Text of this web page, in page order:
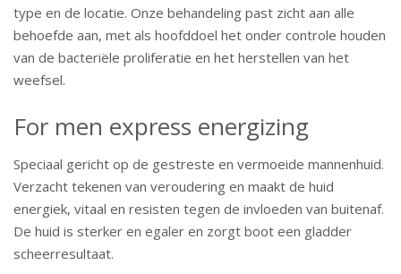
type en de locatie. Onze behandeling past zicht aan alle
behoefde aan, met als hoofddoel het onder controle houden
van de bacteriële proliferatie en het herstellen van het
weefsel.
For men express energizing
Speciaal gericht op de gestreste en vermoeide mannenhuid.
Verzacht tekenen van veroudering en maakt de huid
energiek, vitaal en resisten tegen de invloeden van buitenaf.
De huid is sterker en egaler en zorgt boot een gladder
scheerresultaat.